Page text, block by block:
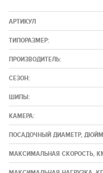
АРТИКУЛ
ТИПОРАЗМЕР:
ПРОИЗВОДИТЕЛЬ:
СЕЗОН:
ШИПЫ:
КАМЕРА:
ПОСАДОЧНЫЙ ДИАМЕТР,
МАКСИМАЛЬНАЯ СКОРОСТЬ,